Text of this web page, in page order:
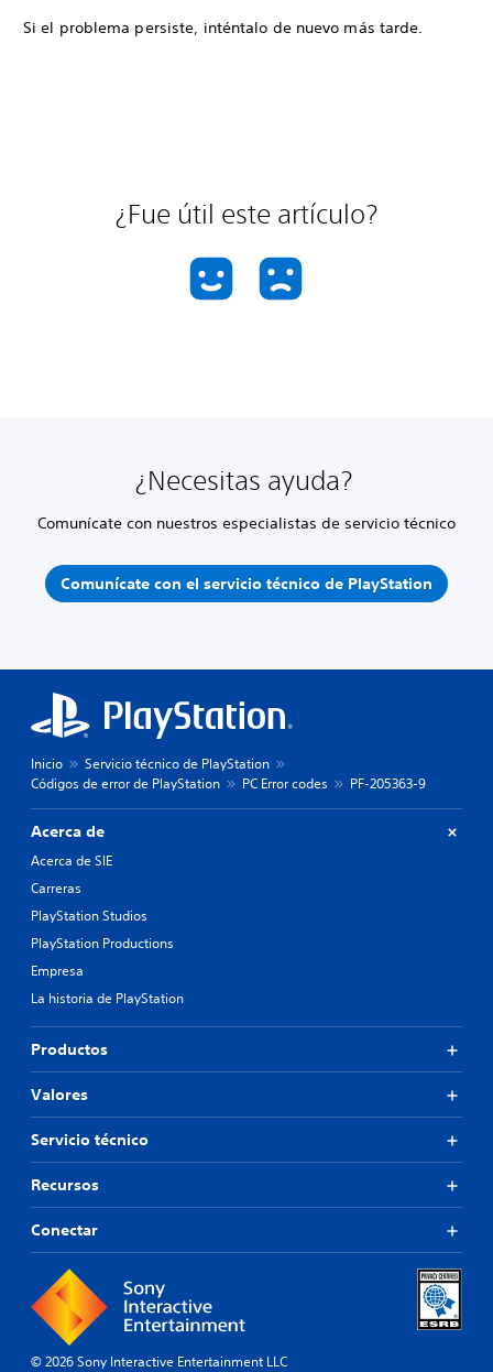
Si el problema persiste, inténtalo de nuevo más tarde.
¿Fue útil este artículo?
¿Necesitas ayuda?
Comunícate con nuestros especialistas de servicio técnico
Comunícate con el servicio técnico de PlayStation
Inicio
Servicio técnico de PlayStation
Códigos de error de PlayStation
PC Error codes PF-205363-9
Acerca de
Acerca de SIE
Carreras
PlayStation Studios
PlayStation Productions
Empresa
La historia de PlayStation
Productos
Valores
Servicio técnico
Recursos
Conectar
© 2026 Sony Interactive Entertainment LLC